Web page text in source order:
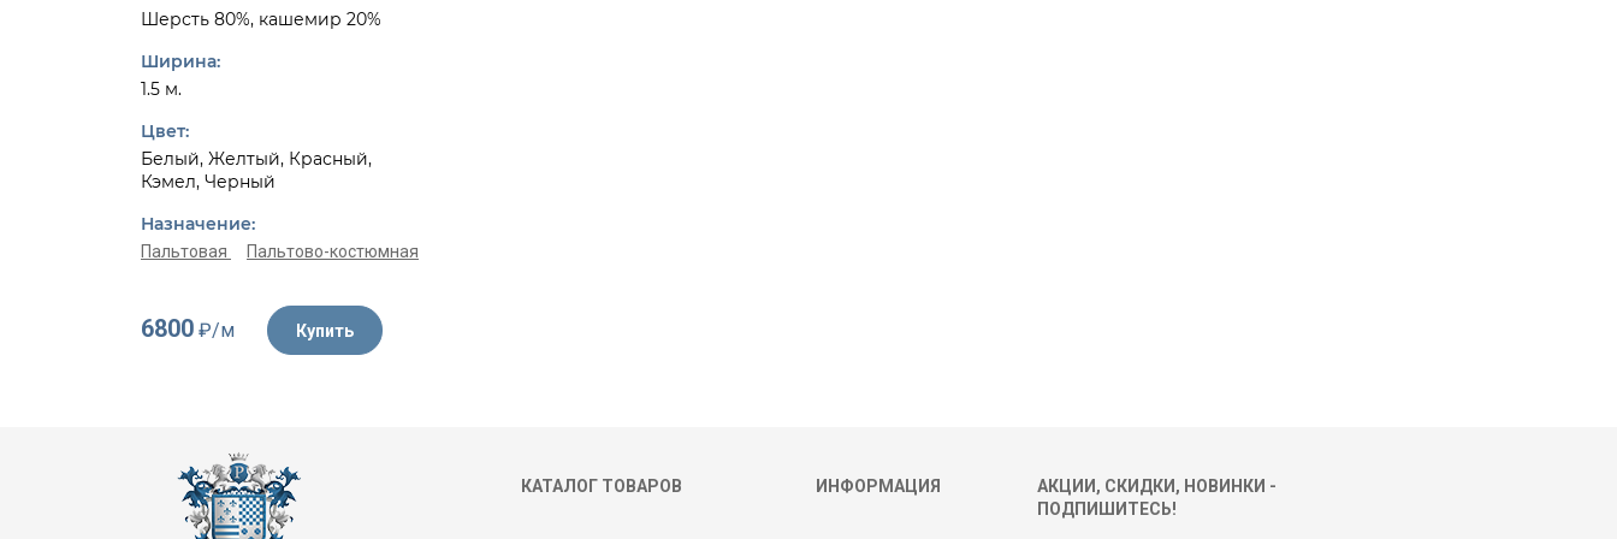
Шерсть 80%, кашемир 20%
Ширина:
1.5 м.
Цвет:
Белый, Желтый, Красный,
Кэмел, Черный
Назначение:
Пальтовая Пальтово-костюмная
6800 ₽/м Купить
КАТАЛОГ ТОВАРОВ ИНФОРМАЦИЯ
АКЦИИ, СКИДКИ, НОВИНКИ -
ПОДПИШИТЕСЬ!